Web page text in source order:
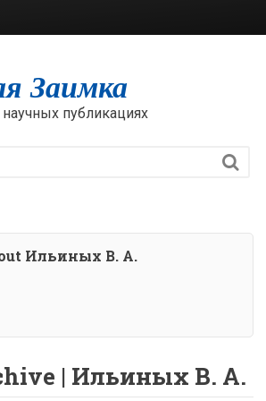
Заимка
публикациях
Ильиных В. А.
| Ильиных В. А.